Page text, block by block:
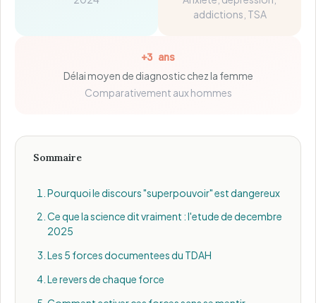
addictions, TSA
+3 ans
Délai moyen de diagnostic chez la femme
Comparativement aux hommes
Sommaire
Pourquoi le discours "superpouvoir" est dangereux
Ce que la science dit vraiment : l'etude de decembre
2025
Les 5 forces documentees du TDAH
Le revers de chaque force